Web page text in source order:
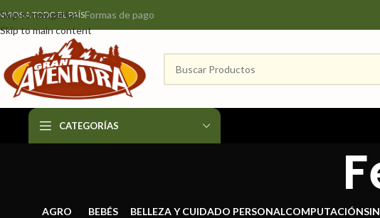
Skip to navigation
Skip to main content
A TODO EL PAÍSFormas de pago
CATEGORÍAS
AGRO BEBÉS BELLEZA Y CUIDADO PERSONALCOMPUTACIÓN